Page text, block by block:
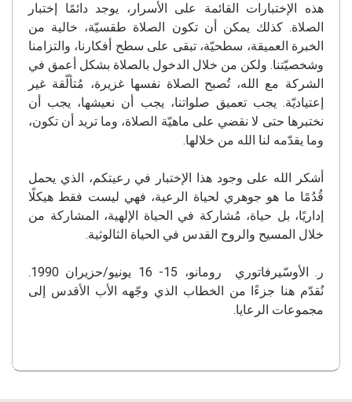
هذه الإختبارات القائمة على الأسرار، يوجد دائمًا إختبار
الصلاة. كذلك يمكن أن تكون الصلاة طقسيّة، خالية من
الخبرة العميقة، سطحيّة، تبقى على سطح أفكارنا، والتزامنا
وشخصيّتنا. ولكن من خلال الدخول بالصلاة بشكل أعمق في
الشركة مع الله، تُصبح الصلاة نفسها غزيرة، مُتألّقة غير
إعتياديّة. يجب تعميق صلواتنا، يجب أن نعيشها، يجب أن
نختبرها حتى لا نقضي على ماهيّة الصلاة، وما تريد أن تكون،
وما يقدّمه لنا الله من خلالها.
أشكر الله على وجود هذا الإختبار في رعيتكم، الذي يحمل
قُدُمًا ما هو جوهري لحياة الرعية، فهي ليست فقط هيكلًا
إداريًا، بل حياة، مُشاركة في الحياة الإلهية، المشاركة من
خلال المسيح والروح القدس في الحياة الثالوثية.
ر. الأوسّيرفاتوري رومانو، 15- 16 يونيو/حزيران 1990.
نُقدّم هنا جزءًا من الخطاب الذي وجّهه الأب الأقدس إلى
مجموعات الرعايا.